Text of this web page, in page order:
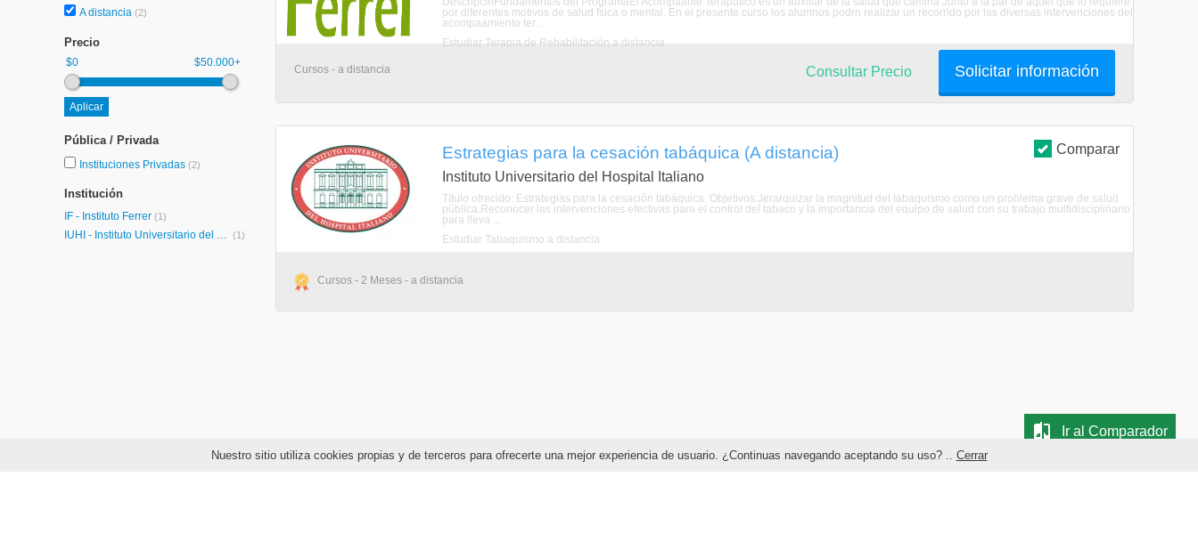
Nuestro sitio utiliza cookies propias y de terceros para ofrecerte una mejor experiencia de usuario. ¿Continuas navegando aceptando su uso? .. Cerrar
A distancia (2)
Precio
$0 $50.000+
Pública / Privada
Instituciones Privadas (2)
Institución
IF - Instituto Ferrer (1)
IUHI - Instituto Universitario del Hospital Italiano (1)
por diferentes motivos de salud fsica o mental. En el presente curso los alumnos podrn realizar un recorrido por las diversas intervenciones del
acompaamiento ter ...
Estudiar Terapia de Rehabilitación a distancia
Cursos - a distancia Solicitar información
Consultar Precio
Comparar
Estrategias para la cesación tabáquica (A distancia)
Instituto Universitario del Hospital Italiano
Título ofrecido: Estrategias para la cesación tabáquica. Objetivos:Jerarquizar la magnitud del tabaquismo como un problema grave de salud
pública.Reconocer las intervenciones efectivas para el control del tabaco y la importancia del equipo de salud con su trabajo multidisciplinario
para lleva ...
Estudiar Tabaquismo a distancia
Cursos - 2 Meses - a distancia
Ir al Comparador